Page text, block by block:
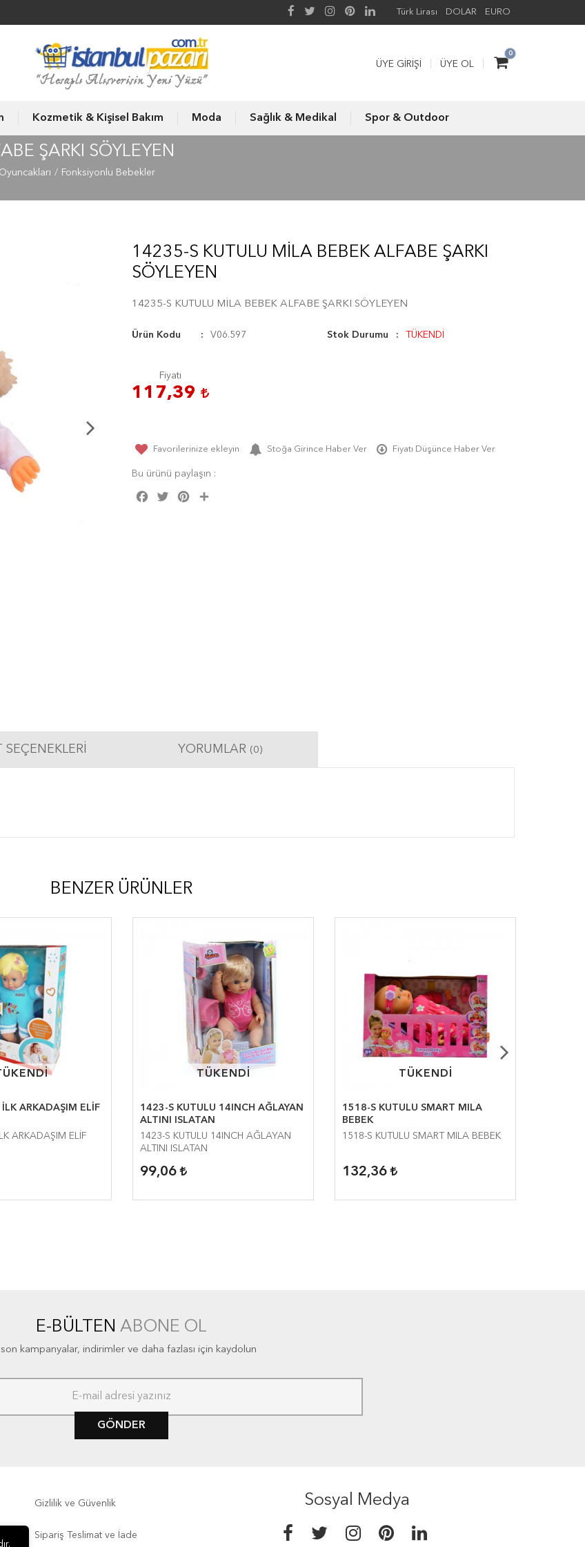
Türk Lirası DOLAR EURO
0
ÜYE GIRIŞI ÜYE OL
Kozmetik & Kişisel Bakım Moda Sağlık & Medikal Spor & Outdoor
ŞARKI SÖYLEYEN
Oyuncakları Fonksiyonlu Bebekler
14235-S KUTULU MİLA BEBEK ALFABE ŞARKI
SÖYLEYEN
14235-S KUTULU MİLA BEBEK ALFABE ŞARKI SÖYLEYEN
Ürün Kodu V06.597 Stok Durumu TÜKENDİ
Fiyatı
117,39
Favorilerinize ekleyin Stoğa Girince Haber Ver Fiyatı Düşünce Haber Ver
Bu ürünü paylaşın :
Facebook
Twitter Pinterest
SEÇENEKLERI YORUMLAR (0)
BENZER ÜRÜNLER
ARKADAŞIM ELİF
ARKADAŞIM ELİF
TÜKENDİ
TÜKENDİ
1423-S KUTULU 14INCH AĞLAYAN
ALTINI ISLATAN
1423-S KUTULU 14INCH AĞLAYAN
ALTINI ISLATAN
99,06
TÜKENDİ
TÜKENDİ
1518-S KUTULU SMART MILA
BEBEK
1518-S KUTULU SMART MILA BEBEK
132,36
E-BÜLTEN ABONE OL
son kampanyalar, indirimler ve daha fazlası için kaydolun
GÖNDER
Gizlilik ve Güvenlik
Sipariş Teslimat ve İade
Sosyal Medya